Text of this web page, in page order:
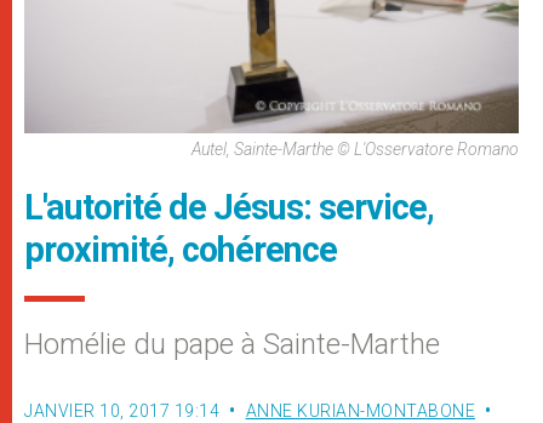
Autel, Sainte-Marthe © L'Osservatore Romano
L'autorité de Jésus: service,
proximité, cohérence
Homélie du pape à Sainte-Marthe
JANVIER 10, 2017 19:14
ANNE KURIAN-MONTABONE